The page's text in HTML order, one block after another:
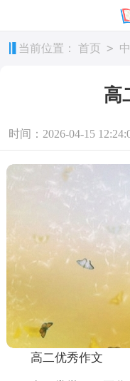
当前位置： 首页 >
高
时间：2026-04-15
高二优秀作文